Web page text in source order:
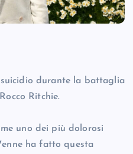
durante la battaglia
Ritchie.
uno dei più dolorosi
ha fatto questa